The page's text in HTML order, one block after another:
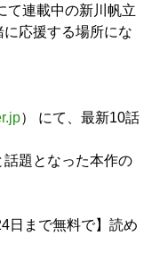
て連載中の新川帆立
に応援する場所にな
） にて、最新10話
題となった本作の
日まで無料で】読め